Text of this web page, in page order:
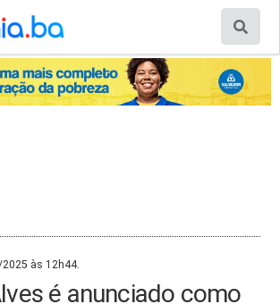
às 12h44.
é anunciado como